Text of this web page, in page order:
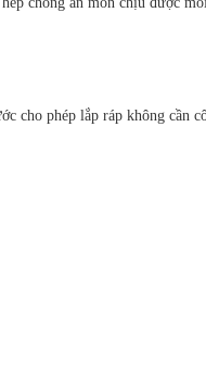
phép lắp ráp không cần